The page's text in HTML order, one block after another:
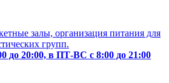
залы, организация питания для
групп.
20:00, в ПТ-ВС с 8:00 до 21:00